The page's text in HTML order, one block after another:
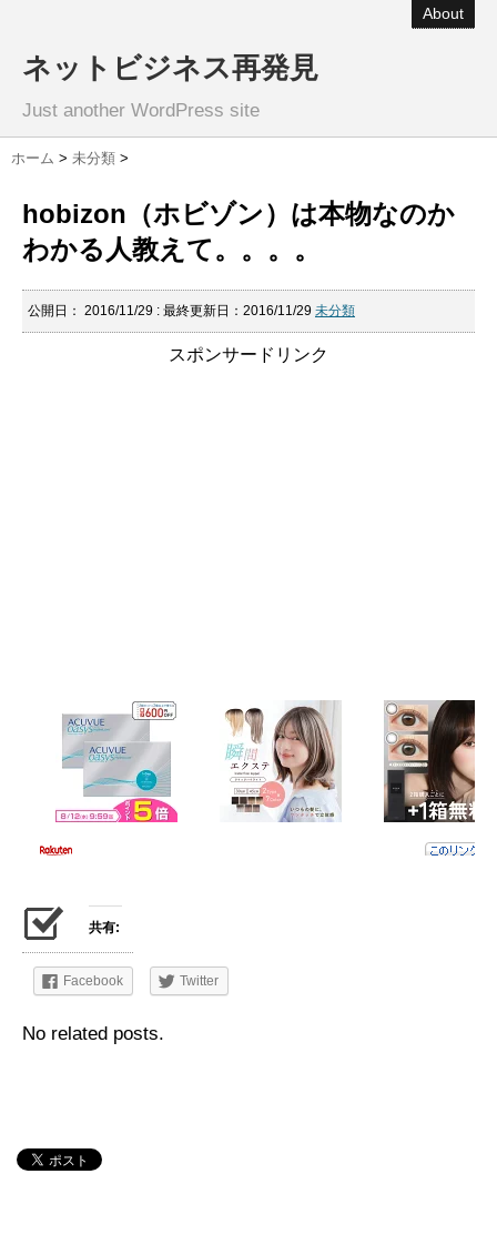
About
ネットビジネス再発見
Just another WordPress site
ホーム > 未分類 >
hobizon（ホビゾン）は本物なのか
わかる人教えて。。。。
公開日： 2016/11/29 : 最終更新日：2016/11/29 未分類
スポンサードリンク
共有:
Facebook Twitter
No related posts.